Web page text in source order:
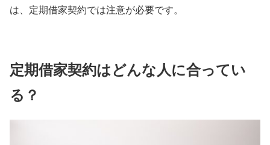
は、定期借家契約では注意が必要です。
定期借家契約はどんな人に合ってい
る？